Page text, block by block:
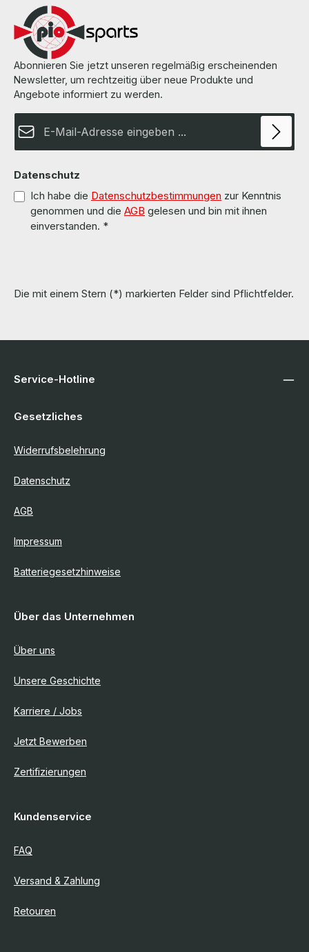
Ordnung. More information and details can be found on the pages
of the manufacturer. Weitere Informationen und Details finden Sie
Abonnieren Sie jetzt unseren regelmäßig erscheinenden
Newsletter, um rechtzeitig über neue Produkte und
Angebote informiert zu werden.
Datenschutz
Ich habe die Datenschutzbestimmungen zur Kenntnis
genommen und die AGB gelesen und bin mit ihnen
einverstanden. *
Die mit einem Stern (*) markierten Felder sind Pflichtfelder.
Service-Hotline
Gesetzliches
Widerrufsbelehrung
Datenschutz
AGB
Impressum
Batteriegesetzhinweise
Über das Unternehmen
Über uns
Unsere Geschichte
Karriere / Jobs
Jetzt Bewerben
Zertifizierungen
Kundenservice
FAQ
Versand & Zahlung
Retouren